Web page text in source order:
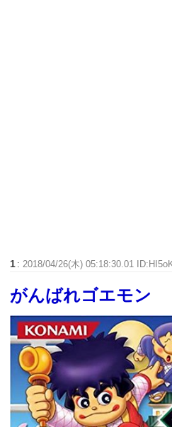
1 : 2018/04/26(木) 05:18:30.01
がんばれゴエモン